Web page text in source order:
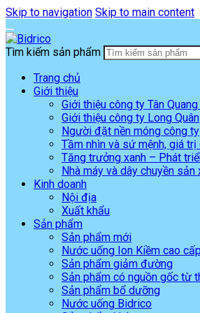
Skip to navigation Skip to main content
Tìm kiếm sản phẩm
Trang chủ
Giới thiệu
Giới thiệu công ty Tân
Giới thiệu công ty Long Quân
Người đặt nền móng công ty
Tầm nhìn và sứ mệnh, giá
Tăng trưởng xanh – Phát
Nhà máy và dây chuyền sản
Kinh doanh
Nội địa
Xuất khẩu
Sản phẩm
Sản phẩm mới
Nước uống Ion Kiềm cao
Sản phẩm giảm đường
Sản phẩm có nguồn gốc từ
Sản phẩm bổ dưỡng
Nước uống Bidrico